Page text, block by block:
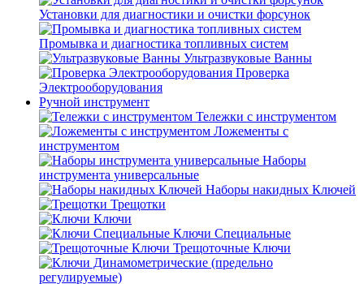
Установки для диагностики и очистки форсунок
Промывка и диагностика топливных систем
Ультразвуковые Ванны
Проверка
Электрооборудования
Ручной инструмент
Тележки с инструментом
Ложементы с
инструментом
Наборы
инструмента универсальные
Наборы накидных Ключей
Трещотки
Ключи
Ключи Специальные
Трещоточные Ключи